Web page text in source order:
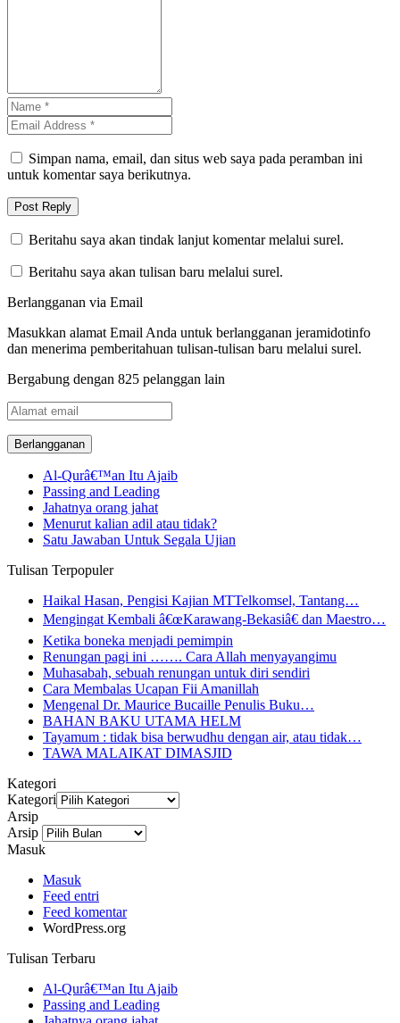
Simpan nama, email, dan situs web saya pada peramban ini
untuk komentar saya berikutnya.
Beritahu saya akan tindak lanjut komentar melalui surel.
Beritahu saya akan tulisan baru melalui surel.
Berlangganan via Email
Masukkan alamat Email Anda untuk berlangganan jeramidotinfo
dan menerima pemberitahuan tulisan-tulisan baru melalui surel.
Bergabung dengan 825 pelanggan lain
Alamat
email
Al-Qurâ€™an Itu Ajaib
Passing and Leading
Jahatnya orang jahat
Menurut kalian adil atau tidak?
Satu Jawaban Untuk Segala Ujian
Tulisan Terpopuler
Haikal Hasan, Pengisi Kajian MTTelkomsel, Tantang…
Mengingat Kembali â€œKarawang-Bekasiâ€ dan Maestro…
Ketika boneka menjadi pemimpin
Renungan pagi ini ……. Cara Allah menyayangimu
Muhasabah, sebuah renungan untuk diri sendiri
Cara Membalas Ucapan Fii Amanillah
Mengenal Dr. Maurice Bucaille Penulis Buku…
BAHAN BAKU UTAMA HELM
Tayamum : tidak bisa berwudhu dengan air, atau tidak…
TAWA MALAIKAT DIMASJID
Kategori
Kategori
Arsip
Arsip
Masuk
Masuk
Feed entri
Feed komentar
WordPress.org
Tulisan Terbaru
Al-Qurâ€™an Itu Ajaib
Passing and Leading